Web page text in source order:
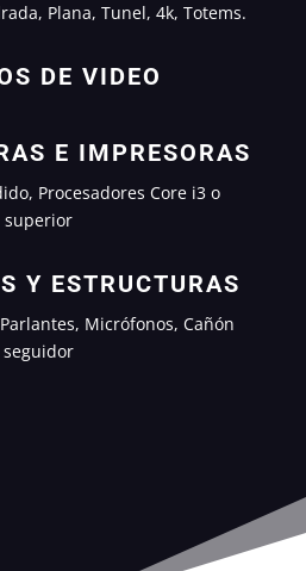
Plana, Tunel, 4k, Totems.
DE VIDEO
E IMPRESORAS
Procesadores Core i3 o
superior
Y ESTRUCTURAS
Micrófonos, Cañón
seguidor